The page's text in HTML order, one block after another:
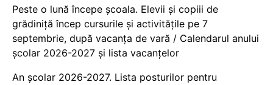
Peste o lună începe școala. Elevii și copiii de
grădiniță încep cursurile și activitățile pe 7
septembrie, după vacanța de vară / Calendarul anului
școlar 2026-2027 și lista vacanțelor
An școlar 2026-2027. Lista posturilor pentru